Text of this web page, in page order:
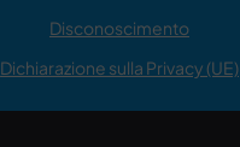
Disconoscimento
Dichiarazione sulla Privacy (UE)